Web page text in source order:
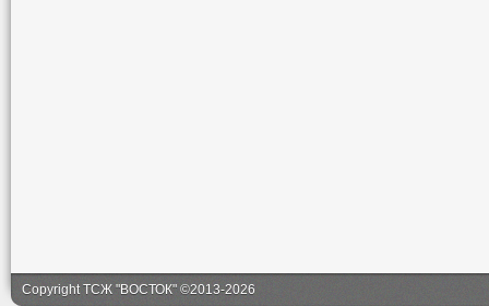
Copyright ТСЖ "ВОСТОК" ©2013-2026